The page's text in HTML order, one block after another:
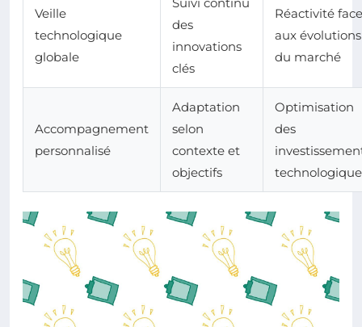
Veille
technologique
globale
des
innovations
clés
Réactivité face
aux évolutions
du marché
Accompagnement
personnalisé
Adaptation
selon
contexte et
objectifs
Optimisation
des